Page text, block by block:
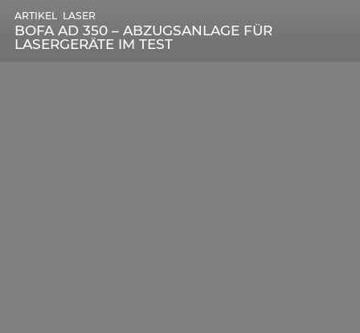
BOFA AD 350 – ABZUGSANLAGE FÜR
LASERGERÄTE IM TEST
ARTIKEL , LASER
DIE BEDEUTENDSTEN SCHRITTE ZUR
ERFOLGREICHEN MARKENBILDUNG IN DER
DIGITALEN ÄRA